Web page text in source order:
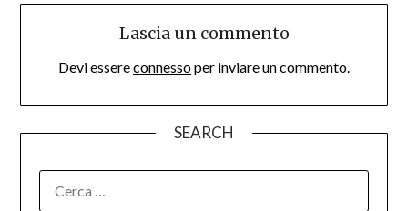
Lascia un commento
Devi essereconnessoper inviare un commento.
SEARCH
PER: